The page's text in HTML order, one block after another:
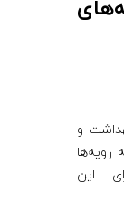
و
رویه‌ها
این